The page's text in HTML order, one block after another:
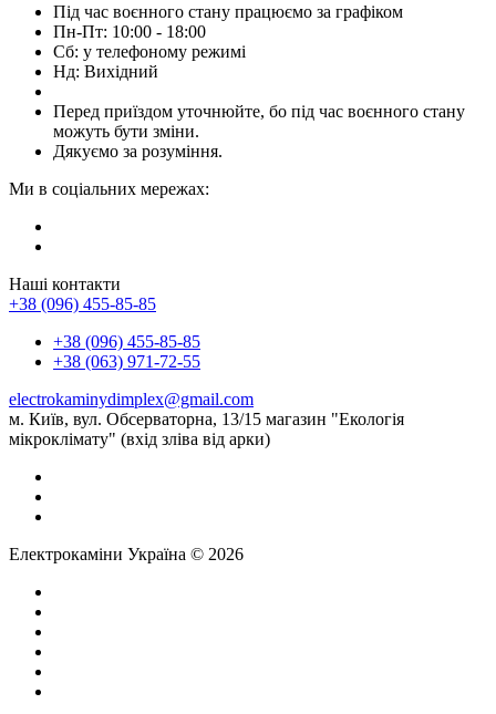
Під час воєнного стану працюємо за графіком
Пн-Пт: 10:00 - 18:00
Сб: у телефоному режимі
Нд: Вихідний
Перед приїздом уточнюйте, бо під час воєнного стану
можуть бути зміни.
Дякуємо за розуміння.
Ми в соціальних мережах:
Наші контакти
+38 (096) 455-85-85
+38 (096) 455-85-85
+38 (063) 971-72-55
electrokaminydimplex@gmail.com
м. Київ, вул. Обсерваторна, 13/15 магазин "Екологія
мікроклімату" (вхід зліва від арки)
Електрокаміни Україна © 2026